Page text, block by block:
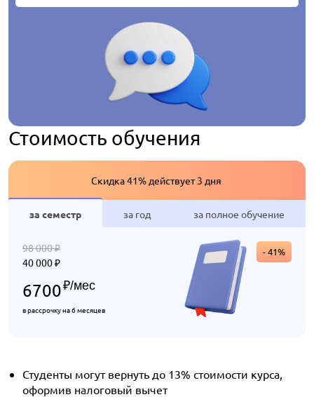
Стоимость обучения
Скидка 41% действует 3 дня
за семестр за год за полное обучение
98 000₽
40 000₽
6700₽/мес
в рассрочку на 6 месяцев
- 41%
Студенты могут вернуть до 13% стоимости курса,
оформив налоговый вычет